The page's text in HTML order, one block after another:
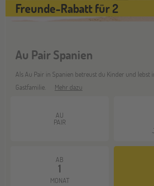
Freunde-Rabatt für 2
Au Pair Spanien
Als Au Pair in Spanien betreust du Kinder und lebst
Gastfamilie.
Mehr dazu
AU
PAIR
AB
1
MONAT